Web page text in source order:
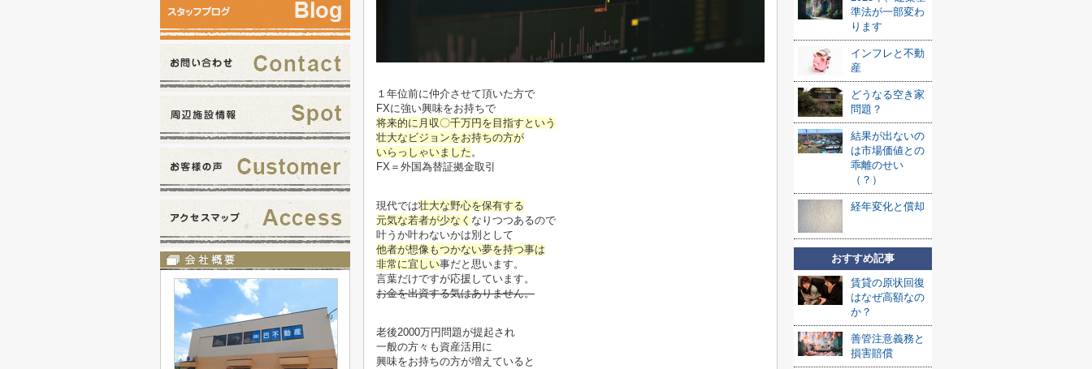
１年位前に仲介させて頂いた方で
FXに強い興味をお持ちで
将来的に月収〇千万円を目指すという
壮大なビジョンをお持ちの方が
いらっしゃいました。
FX＝外国為替証拠金取引
現代では壮大な野心を保有する
元気な若者が少なく なりつつあるので
叶うか叶わないかは別として
他者が想像もつかない夢を持つ事は
非常に宜しい事だと思います。
言葉だけですが応援しています。
お金を出資する気はありません。
老後2000万円問題が提起され
一般の方々も資産活用に
興味をお持ちの方が増えていると
準法が一部変わ
ります
インフレと不動
産
どうなる空き家
問題？
結果が出ないの
は市場価値との
乖離のせい
（？）
経年変化と償却
おすすめ記事
賃貸の原状回復
はなぜ高額なの
か？
善管注意義務と
損害賠償